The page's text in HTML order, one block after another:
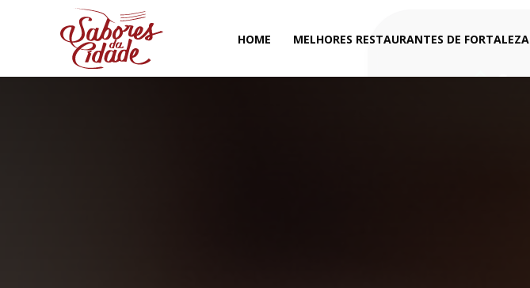
HOME MELHORES RESTAURANTES DE FORTALEZA